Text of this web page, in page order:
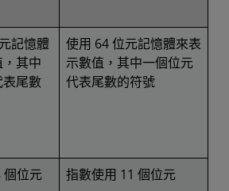
記憶體
其中
尾數
使用 64 位元記憶體來表
示數值，其中一個位元
代表尾數的符號
個位元 指數使用 11 個位元